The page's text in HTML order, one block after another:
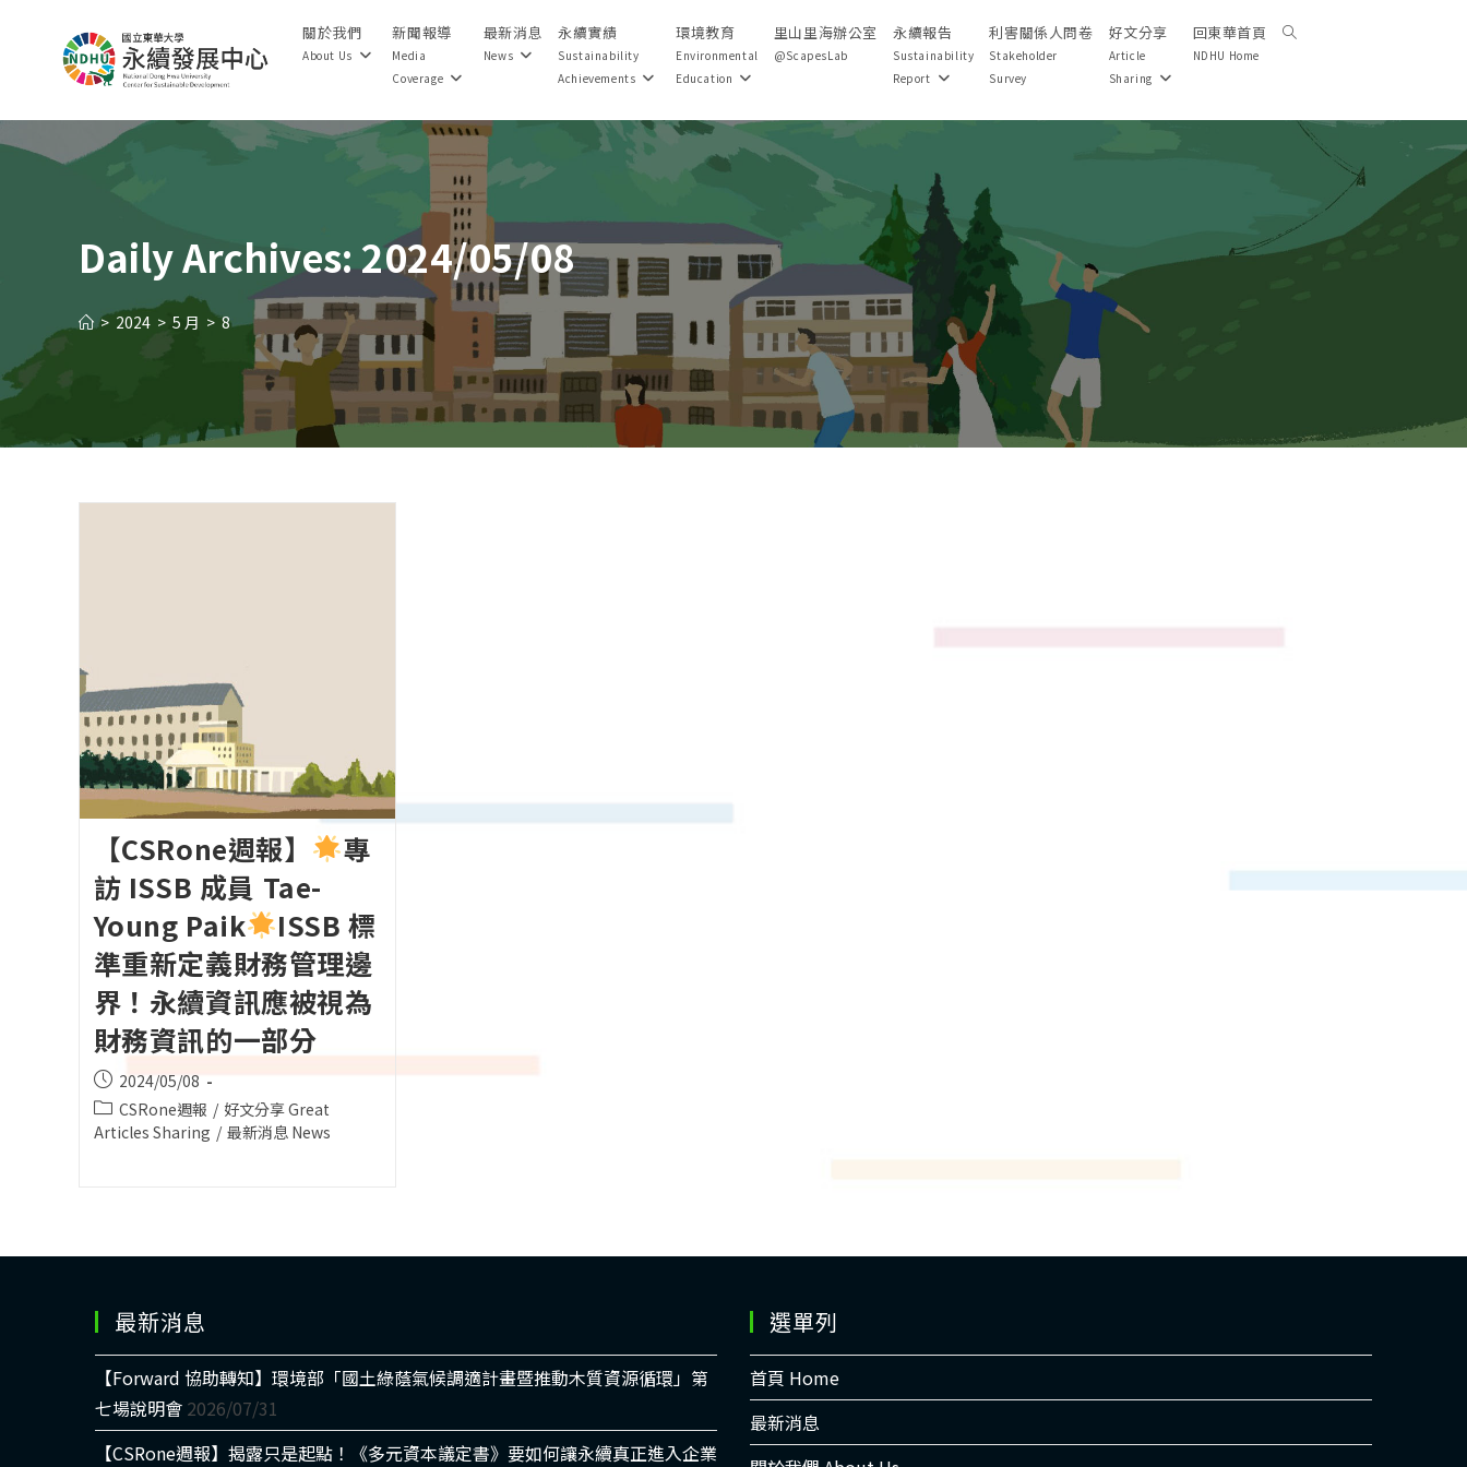
關於我們
About Us
新聞報導
Media
Coverage
最新消息
News
永續實績
Sustainability
Achievements
環境教育
Environmental
Education
里山里海辦公室
@ScapesLab
永續報告
Sustainability
Report
利害關係人問卷
Stakeholder
Survey
好文分享
Article
Sharing
回東華首頁
NDHU Home
Toggle
Daily Archives: 2024/05/08
> 2024 > 5 月 > 8
【CSRone週報】
專
訪 ISSB 成員 Tae-
Young Paik
ISSB 標
準重新定義財務管理邊
界！永續資訊應被視為
財務資訊的一部分
Post
published:
2024/05/08
Post
category:
CSRone週報 / 好文分享 Great
Articles Sharing / 最新消息 News
最新消息
【Forward 協助轉知】環境部「國土綠蔭氣候調適計畫暨推動木質資源循環」第
七場說明會 2026/07/31
【CSRone週報】揭露只是起點！《多元資本議定書》要如何讓永續真正進入企業
選單列
首頁 Home
最新消息